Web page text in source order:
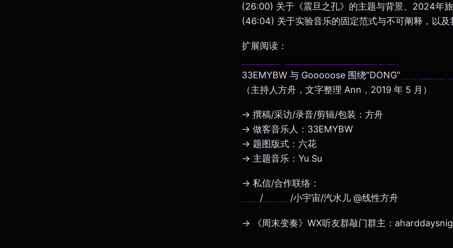
(26:00) 关于《震旦之孔》的主题与背景、2024年
(46:04) 关于实验音乐的固定范式与不可阐释，以及
扩展阅读：
33EMYBW 与 Gooooose 围绕“DONG”
（主持人方舟，文字整理 Ann，2019 年 5 月）
→ 撰稿/采访/录音/剪辑/包装：方舟
→ 做客音乐人：33EMYBW
→ 题图版式：六花
→ 主题音乐：Yu Su
→ 私信/合作联络：
/ /小宇宙/汽水儿 @线性方舟
→ 《周末变奏》WX听友群敲门群主：